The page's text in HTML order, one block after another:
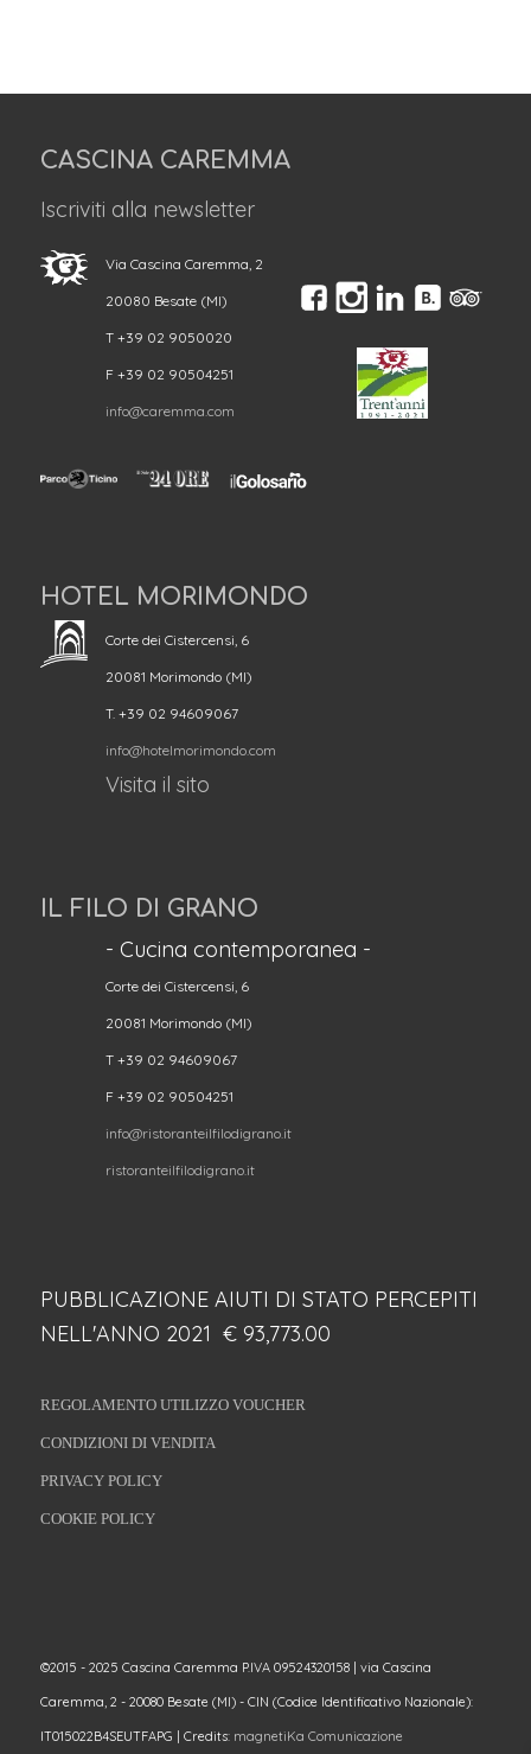
CASCINA CAREMMA
Iscriviti alla newsletter
Via Cascina Caremma, 2
20080 Besate (MI)
T +39 02 9050020
F +39 02 90504251
info@caremma.com
HOTEL MORIMONDO
Corte dei Cistercensi, 6
20081 Morimondo (MI)
T. +39 02 94609067
info@hotelmorimondo.com
Visita il sito
IL FILO DI GRANO
- Cucina contemporanea -
Corte dei Cistercensi, 6
20081 Morimondo (MI)
T +39 02 94609067
F +39 02 90504251
info@ristoranteilfilodigrano.it
ristoranteilfilodigrano.it
PUBBLICAZIONE AIUTI DI STATO PERCEPITI
NELL'ANNO 2021 € 93,773.00
REGOLAMENTO UTILIZZO VOUCHER
CONDIZIONI DI VENDITA
PRIVACY POLICY
COOKIE POLICY
©2015 - 2025 Cascina Caremma P.IVA 09524320158 | via Cascina
Caremma, 2 - 20080 Besate (MI) - CIN (Codice Identificativo Nazionale):
IT015022B4SEUTFAPG | Credits: magnetiKa Comunicazione